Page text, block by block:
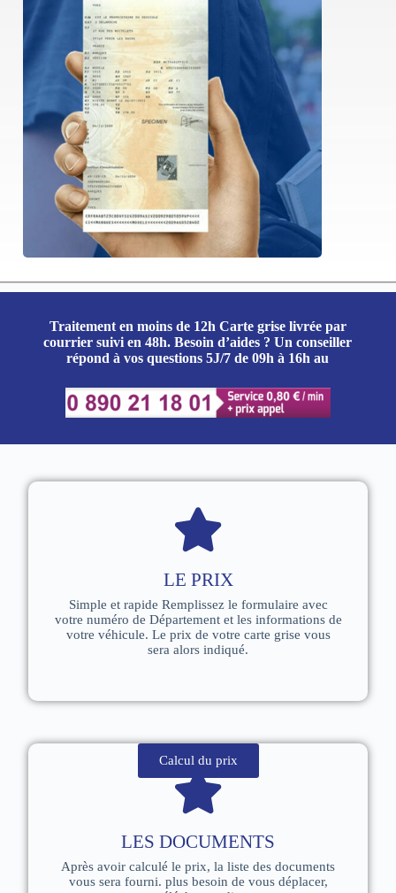
Traitement en moins de 12h Carte grise livrée par
courrier suivi en 48h. Besoin d’aides ?Un conseiller
répond à vos questions 5J/7 de 09h à 16h au
LE PRIX
Simple et rapide Remplissez le formulaire avec
votre numéro de Département et les informations de
votre véhicule. Le prix de votre carte grise vous
sera alors indiqué.
Calcul du prix
LES DOCUMENTS
Après avoir calculé le prix, la liste des documents
vous sera fourni. plus besoin de vous déplacer,